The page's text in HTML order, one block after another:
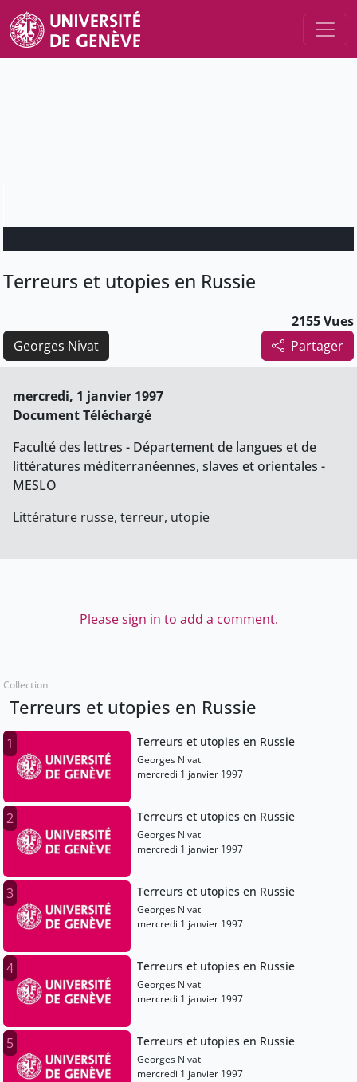
Terreurs et utopies en Russie
2155 Vues
Partager
Georges Nivat
mercredi, 1 janvier 1997
Document Téléchargé
Faculté des lettres - Département de langues et de
littératures méditerranéennes, slaves et orientales -
MESLO
Littérature russe, terreur, utopie
Please sign in to add a comment.
Collection
Terreurs et utopies en Russie
1 Terreurs et utopies en Russie
Georges Nivat
mercredi 1 janvier 1997
2 Terreurs et utopies en Russie
Georges Nivat
mercredi 1 janvier 1997
3 Terreurs et utopies en Russie
Georges Nivat
mercredi 1 janvier 1997
4 Terreurs et utopies en Russie
Georges Nivat
mercredi 1 janvier 1997
5 Terreurs et utopies en Russie
Georges Nivat
mercredi 1 janvier 1997